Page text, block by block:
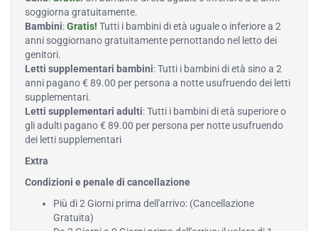
soggiorna gratuitamente.
Bambini:Gratis! Tutti i bambini di età uguale o inferiore a 2
anni soggiornano gratuitamente pernottando nel letto dei
genitori.
Letti supplementari bambini: Tutti i bambini di età sino a 2
anni pagano € 89.00 per persona a notte usufruendo dei letti
supplementari.
Letti supplementari adulti: Tutti i bambini di età superiore o
gli adulti pagano € 89.00 per persona per notte usufruendo
dei letti supplementari
Extra
Condizioni e penale di cancellazione
Più di 2 Giorni prima dell'arrivo: (Cancellazione
Gratuita)